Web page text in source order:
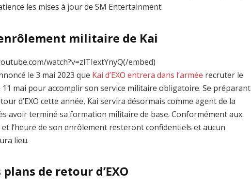
les mises à jour de SM Entertainment.
militaire de Kai
watch?v=zlTIextYnyQ(/embed)
le 3 mai 2023 que Kai d’EXO entrera dans l’armée recruter le
mai pour accomplir son service militaire obligatoire. Se préparant
d’EXO cette année, Kai servira désormais comme agent de la
avoir terminé sa formation militaire de base. Conformément aux
l’heure de son enrôlement resteront confidentiels et aucun
lieu.
de retour d’EXO